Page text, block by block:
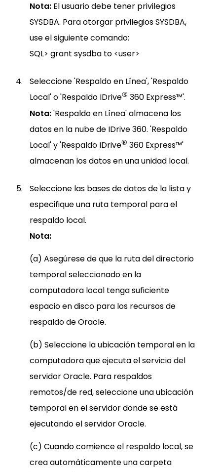
Nota: El usuario debe tener privilegios
SYSDBA. Para otorgar privilegios SYSDBA,
use el siguiente comando:
SQL> grant sysdba to <user>
Seleccione 'Respaldo en Línea', 'Respaldo
Local' o 'Respaldo IDrive® 360 Express™'.
Nota:'Respaldo en Línea' almacena los
datos en la nube de IDrive 360. 'Respaldo
Local' y 'Respaldo IDrive® 360 Express™'
almacenan los datos en una unidad local.
Seleccione las bases de datos de la lista y
especifique una ruta temporal para el
respaldo local.
Nota:
(a) Asegúrese de que la ruta del directorio
temporal seleccionado en la
computadora local tenga suficiente
espacio en disco para los recursos de
respaldo de Oracle.
(b) Seleccione la ubicación temporal en la
computadora que ejecuta el servicio del
servidor Oracle. Para respaldos
remotos/de red, seleccione una ubicación
temporal en el servidor donde se está
ejecutando el servidor Oracle.
(c) Cuando comience el respaldo local, se
crea automáticamente una carpeta